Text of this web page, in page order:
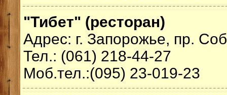
"Тибет" (ресторан)
Адрес: г. Запорожье, пр.
Тел.: (061) 218-44-27
Моб.тел.:(095) 23-019-23